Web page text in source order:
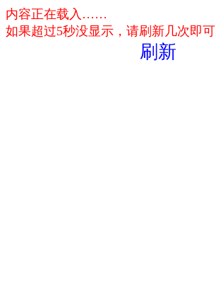
内容正在载入……
如果超过5秒没显示，请刷新几次即可
刷新